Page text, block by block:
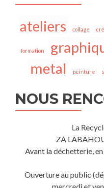
ateliers
collage
formation
metal peinture
NOUS
La
ZA
Avant la déchetterie,
Ouverture au public